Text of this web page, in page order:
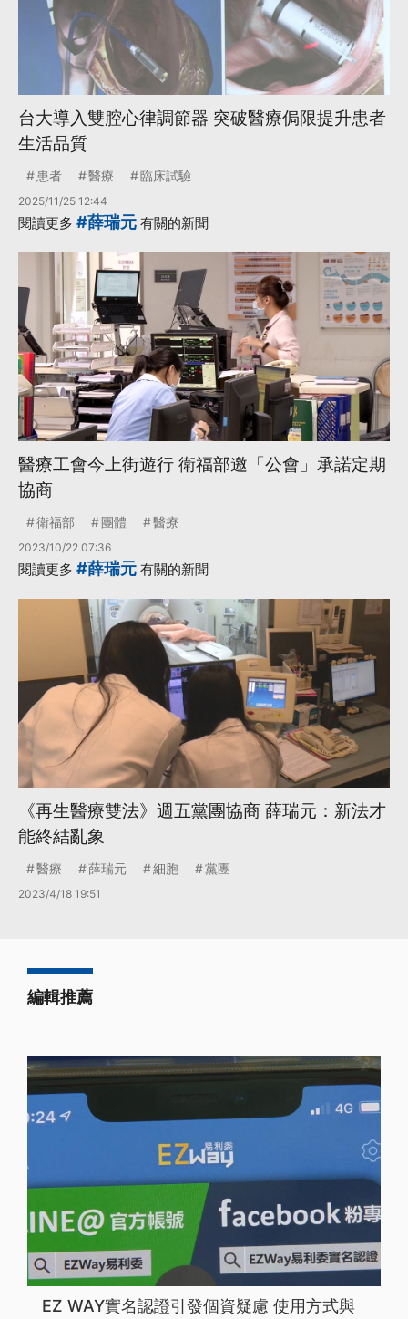
台大導入雙腔心律調節器 突破醫療侷限提升患者
生活品質
患者 醫療 臨床試驗
2025/11/25 12:44
閱讀更多 #薛瑞元 有關的新聞
醫療工會今上街遊行 衛福部邀「公會」承諾定期
協商
衛福部 團體 醫療
2023/10/22 07:36
閱讀更多 #薛瑞元 有關的新聞
《再生醫療雙法》週五黨團協商 薛瑞元：新法才
能終結亂象
醫療 薛瑞元 細胞 黨團
2023/4/18 19:51
編輯推薦
EZ WAY實名認證引發個資疑慮 使用方式與